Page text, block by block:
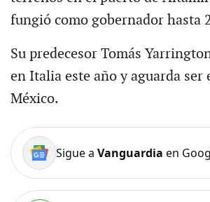
fungió como gobernador hasta
Su predecesor Tomás
en Italia este año y aguarda ser
México.
Sigue a Vanguardia en